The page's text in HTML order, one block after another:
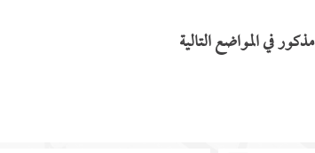
في المواضع التالية